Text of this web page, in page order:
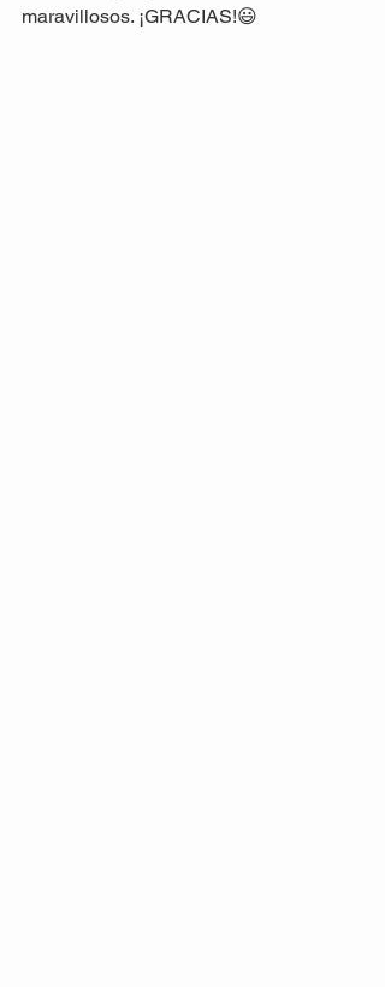
maravillosos. ¡GRACIAS!😃